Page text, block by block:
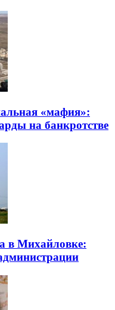
«мафия»:
на банкротстве
в Михайловке: